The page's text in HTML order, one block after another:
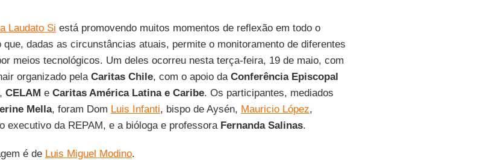
Laudato Si está promovendo muitos momentos de reflexão em todo o
que, dadas as circunstâncias atuais, permite o monitoramento de diferentes
meios tecnológicos. Um deles ocorreu nesta terça-feira, 19 de maio, com
organizado pela Caritas Chile, com o apoio da Conferência Episcopal
CELAM e Caritas América Latina e Caribe. Os participantes, mediados
Mella, foram Dom Luis Infanti, bispo de Aysén, Mauricio López,
executivo da REPAM, e a bióloga e professora Fernanda Salinas.
é de Luis Miguel Modino.